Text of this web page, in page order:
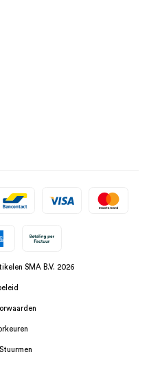
SMA B.V. 2026